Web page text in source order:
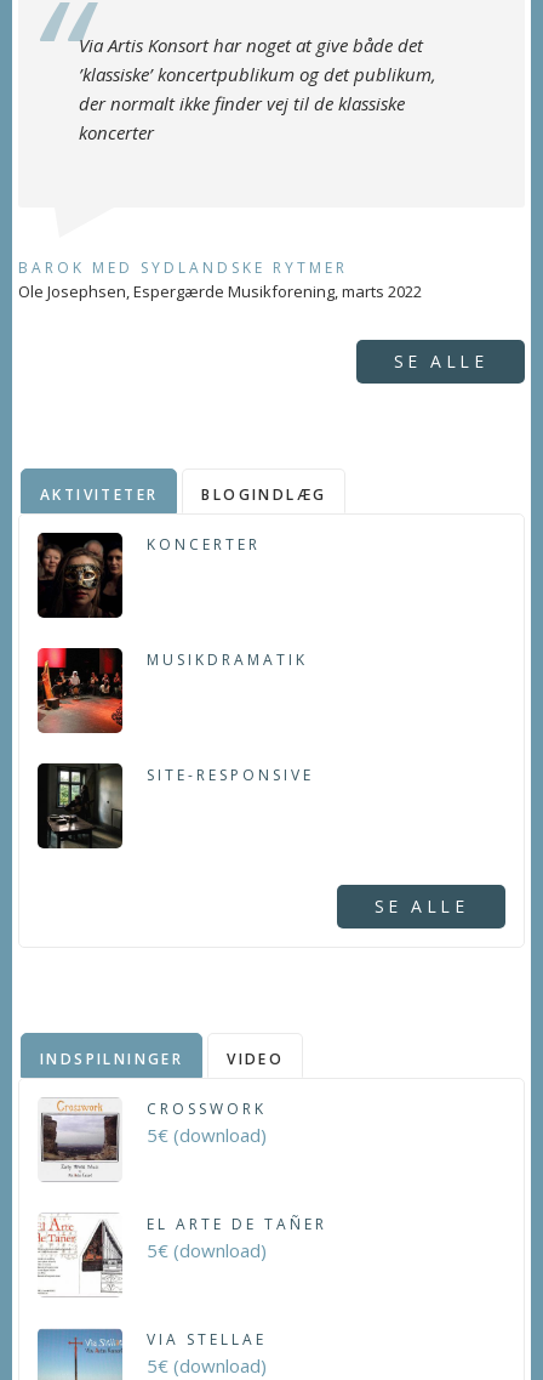
Via Artis Konsort har noget at give både det
’klassiske’ koncertpublikum og det publikum,
der normalt ikke finder vej til de klassiske
koncerter
BAROK MED SYDLANDSKE RYTMER
Ole Josephsen, Espergærde Musikforening, marts 2022
SE ALLE
AKTIVITETER BLOGINDLÆG
KONCERTER
MUSIKDRAMATIK
SITE-RESPONSIVE
SE ALLE
INDSPILNINGER VIDEO
CROSSWORK
5€ (download)
EL ARTE DE TAÑER
5€ (download)
VIA STELLAE
5€ (download)